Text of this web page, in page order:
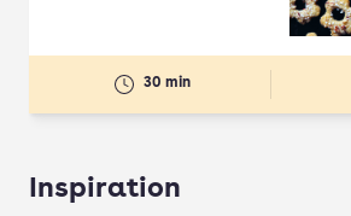
30 min
Inspiration